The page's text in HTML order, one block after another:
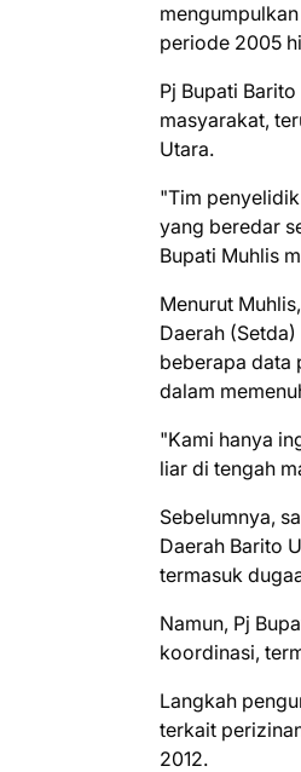
periode 2005
Pj Bupati
masyarakat,
Utara.
"Tim
yang beredar
Bupati Muhlis
Menurut
Daerah
beberapa data
dalam
"Kami hanya
liar di tengah
Sebelumnya,
Daerah Barito
termasuk
Namun, Pj
koordinasi,
Langkah
terkait
2012.